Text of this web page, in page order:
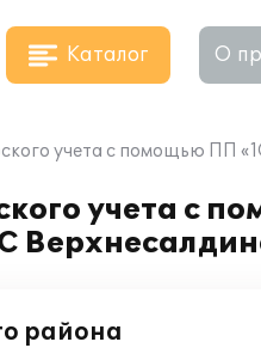
Каталог О
учета с помощью ПП
учета с
района